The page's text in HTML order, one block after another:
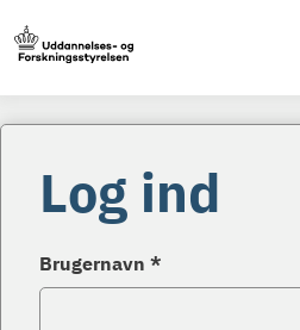
Log ind
Brugernavn *